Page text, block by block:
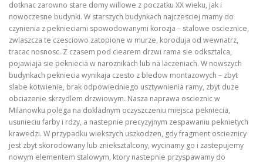
dotknac zarowno stare domy willowe z poczatku XX wieku, jak i
nowoczesne budynki. W starszych budynkach najczesciej mamy do
czynienia z peknieciami spowodowanymi korozja – stalowe oscieznice,
zwlaszcza te czesciowo zatopione w murze, koroduja od wewnatrz,
tracac nosnosc. Z czasem pod ciearem drzwi rama sie odksztalca,
pojawiaja sie pekniecia w naroznikach lub na laczeniach. W nowszych
budynkach pekniecia wynikaja czesto z bledow montazowych – zbyt
slabe kotwienie, brak odpowiedniego usztywnienia ramy, zbyt duze
obciazenie skrzydlem drzwiowym. Nasza naprawa oscieznic w
Milanowku polega na dokladnym oczyszczeniu miejsca pekniecia,
usunieciu farby i rdzy, a nastepnie precyzyjnym zespawaniu peknietych
krawedzi. W przypadku wiekszych uszkodzen, gdy fragment oscieznicy
jest zbyt skorodowany lub znieksztalcony, wycinamy go i zastepujemy
nowym elementem stalowym, ktory nastepnie przyspawamy do